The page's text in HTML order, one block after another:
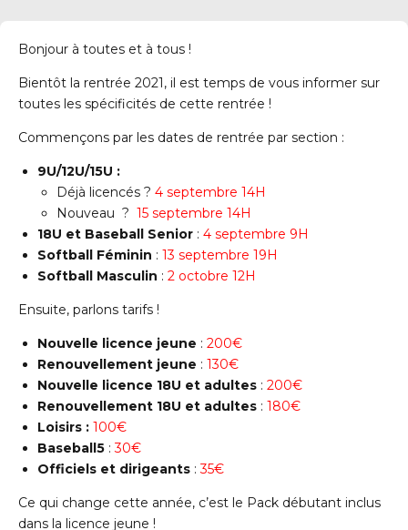
Bonjour à toutes et à tous !
Bientôt la rentrée 2021, il est temps de vous informer sur
toutes les spécificités de cette rentrée !
Commençons par les dates de rentrée par section :
9U/12U/15U :
Déjà licencés ? 4 septembre 14H
Nouveau ? 15 septembre 14H
18U et Baseball Senior : 4 septembre 9H
Softball Féminin : 13 septembre 19H
Softball Masculin : 2 octobre 12H
Ensuite, parlons tarifs !
Nouvelle licence jeune : 200€
Renouvellement jeune : 130€
Nouvelle licence 18U et adultes : 200€
Renouvellement 18U et adultes : 180€
Loisirs : 100€
Baseball5 :30€
Officiels et dirigeants :35€
Ce qui change cette année, c’est le Pack débutant inclus
dans la licence jeune !